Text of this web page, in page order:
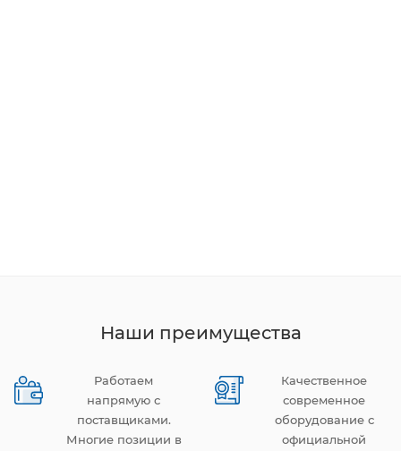
Наши преимущества
Работаем
напрямую с
поставщиками.
Многие позиции в
Качественное
современное
оборудование с
официальной